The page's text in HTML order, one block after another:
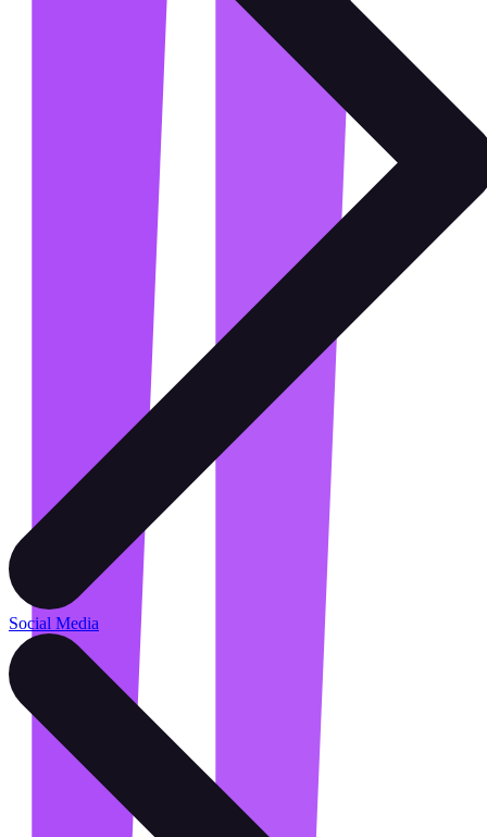
Social Media